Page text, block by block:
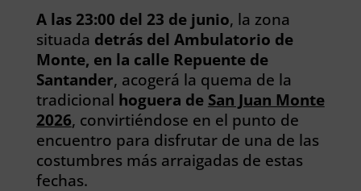
A las 23:00 del 23 de junio, la zona
situada detrás del Ambulatorio de
Monte, en la calle Repuente de
Santander, acogerá la quema de la
tradicional hoguera de San Juan Monte
2026, convirtiéndose en el punto de
encuentro para disfrutar de una de las
costumbres más arraigadas de estas
fechas.